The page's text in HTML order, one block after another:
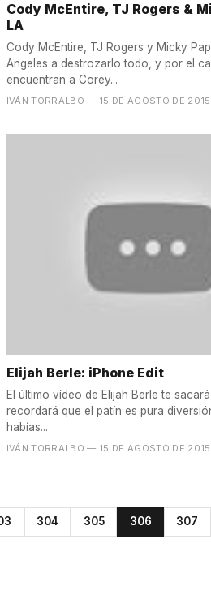
Cody McEntire, TJ Rogers &
LA
Cody McEntire, TJ Rogers y Micky
Angeles a destrozarlo todo, y por el
encuentran a Corey...
IVÁN TORRALBO — 15 DE AGOSTO DE 2015
Elijah Berle: iPhone Edit
El último vídeo de Elijah Berle te
recordará que el patín es pura
habías...
IVÁN TORRALBO — 15 DE AGOSTO DE 2015
304 305 306 307